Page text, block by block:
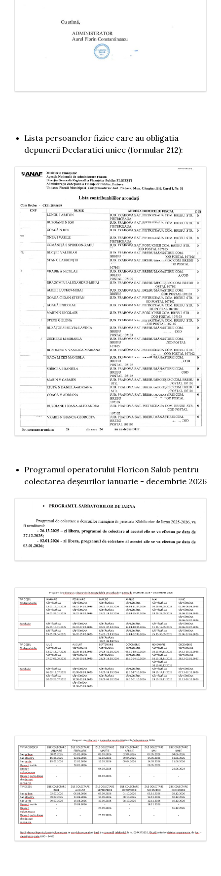
Lista persoanelor fizice care au obligatia
depunerii Declaratiei unice (formular 212):
Programul operatorului Floricon Salub pentru
colectarea deșeurilor ianuarie - decembrie 2026